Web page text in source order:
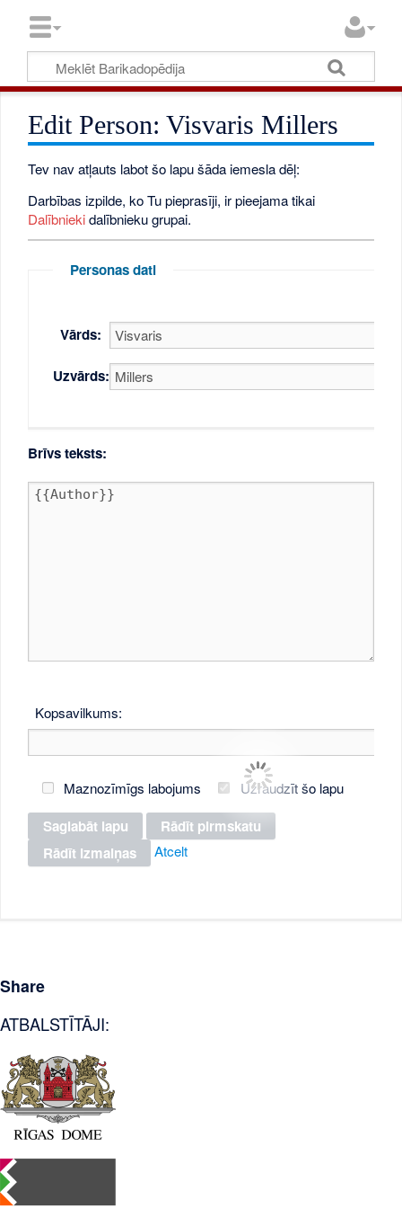
Edit Person: Visvaris Millers
Tev nav atļauts labot šo lapu šāda iemesla dēļ:
Darbības izpilde, ko Tu pieprasīji, ir pieejama tikai
Dalībniekidalībnieku grupai.
Personas dati
Vārds:
Uzvārds:
Brīvs teksts:
Kopsavilkums:
Maznozīmīgs labojums Uzraudzīt šo lapu
Atcelt
Share
ATBALSTĪTĀJI: